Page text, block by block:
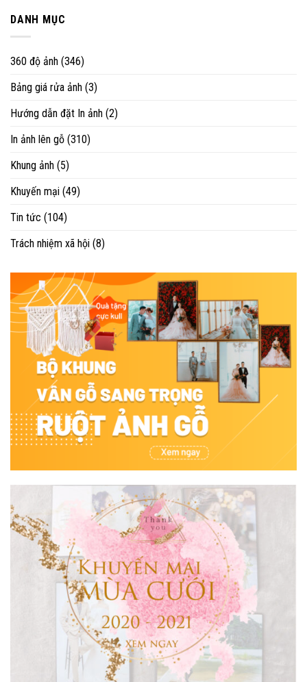
DANH MỤC
360 độ ảnh (346)
Bảng giá rửa ảnh (3)
Hướng dẫn đặt In ảnh (2)
In ảnh lên gỗ (310)
Khung ảnh (5)
Khuyến mại (49)
Tin tức (104)
Trách nhiệm xã hội (8)